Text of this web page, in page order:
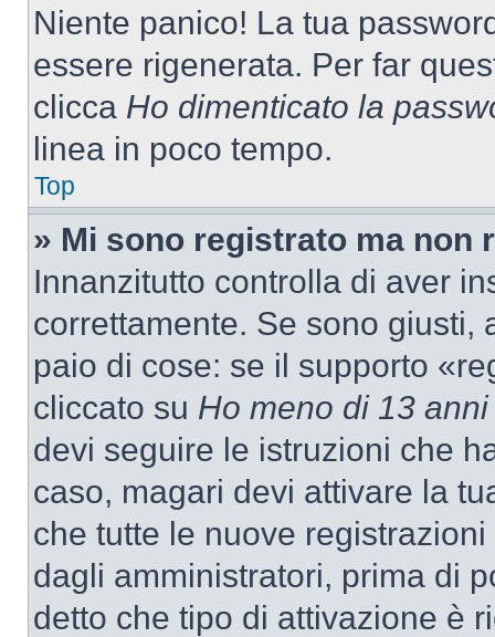
Niente panico! La tua
essere rigenerata. Per far
clicca Ho dimenticato la
linea in poco tempo.
Top
» Mi sono registrato ma non
Innanzitutto controlla di aver
correttamente. Se sono giusti,
paio di cose: se il supporto
cliccato su Ho meno di 13 anni
devi seguire le istruzioni che
caso, magari devi attivare la
che tutte le nuove
dagli amministratori, prima di
detto che tipo di attivazione è